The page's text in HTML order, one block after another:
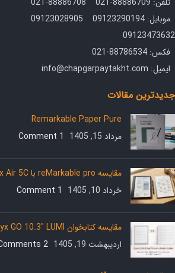
موبایل: 09123290194 09123028905
09123473632
فکس: 88786534-021
ایمیل: info@chapgarpaytakht.com
جدیدترین مقالات
Remarkable Paper Pure
مرداد 15, 1405
1 Comment
مقایسه reMarkable pro با Onyx boox Air 5C
خرداد 10, 1405
1 Comment
مقایسه کتابخوان Onyx GO 10.3″ LUMI و Kindle Scribe
اردیبهشت 19, 1405
2 Comments